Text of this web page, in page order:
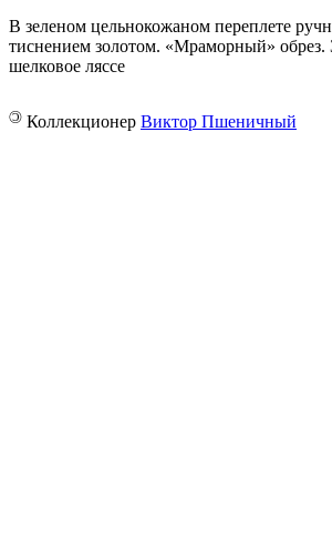
В зеленом цельнокожаном переплете
тиснением золотом. «Мраморный» обрез.
шелковое ляссе
© Коллекционер Виктор Пшеничный